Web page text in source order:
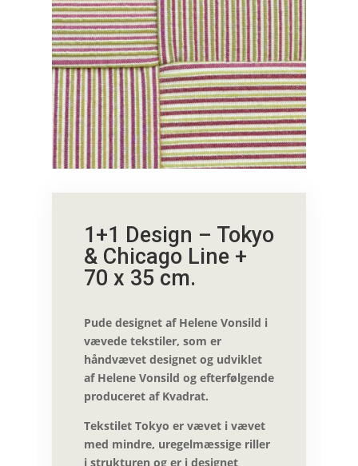
1+1 Design – Tokyo
& Chicago Line +
70 x 35 cm.
Pude designet af Helene Vonsild i
vævede tekstiler, som er
håndvævet designet og udviklet
af Helene Vonsild og efterfølgende
produceret af Kvadrat.
Tekstilet Tokyo er vævet i vævet
med mindre, uregelmæssige riller
i strukturen og er i designet